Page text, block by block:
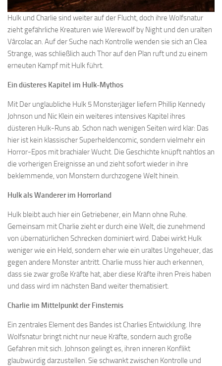
Hulk und Charlie sind weiter auf der Flucht, doch ihre Wolfsnatur
zieht gefährliche Kreaturen wie Werewolf by Night und den uralten
Vârcolac an. Auf der Suche nach Kontrolle wenden sie sich an Clea
Strange, was schließlich auch Thor auf den Plan ruft und zu einem
erneuten Kampf mit Hulk führt.
Ein düsteres Kapitel im Hulk-Mythos
Mit Der unglaubliche Hulk 5 Monsterjäger liefern Phillip Kennedy
Johnson und Nic Klein ein weiteres intensives Kapitel ihres
düsteren Hulk-Runs ab. Schon nach wenigen Seiten wird klar: Das
hier ist kein klassischer Superheldencomic, sondern vielmehr ein
Horror-Epos mit brachialer Wucht. Die Geschichte knüpft nahtlos an
die vorherigen Ereignisse an und zieht sofort wieder in ihre
beklemmende, von Monstern durchzogene Welt hinein.
Hulk als Wanderer im Horrorland
Hulk bleibt auch hier ein Getriebener, ein Mann ohne Ruhe.
Gemeinsam mit Charlie zieht er durch eine Welt, die zunehmend
von übernatürlichen Schrecken dominiert wird. Dabei wirkt Hulk
weniger wie ein Held, sondern eher wie ein uraltes Ungeheuer, das
gegen andere Monster antritt. Charlie muss hier auch erkennen,
dass sie zwar große Kräfte hat, aber diese Kräfte ihren Preis haben
und dass wird im nächsten Band weiter thematisiert.
Charlie im Mittelpunkt der Finsternis
Ein zentrales Element des Bandes ist Charlies Entwicklung. Ihre
Wolfsnatur bringt nicht nur neue Kräfte, sondern auch große
Gefahren mit sich. Johnson gelingt es, ihren inneren Konflikt
glaubwürdig darzustellen. Sie schwankt zwischen Kontrolle und